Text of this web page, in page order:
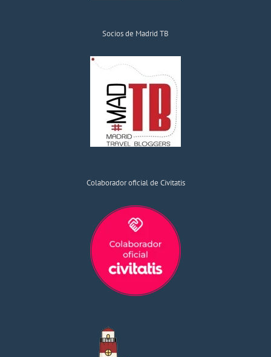
Socios de Madrid TB
Colaborador oficial de Civitatis